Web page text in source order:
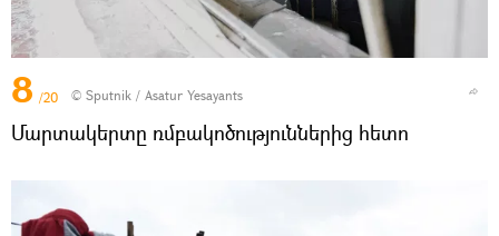
8 /20 © Sputnik / Asatur Yesayants
Մարտակերտը ռմբակոծություններից հետո